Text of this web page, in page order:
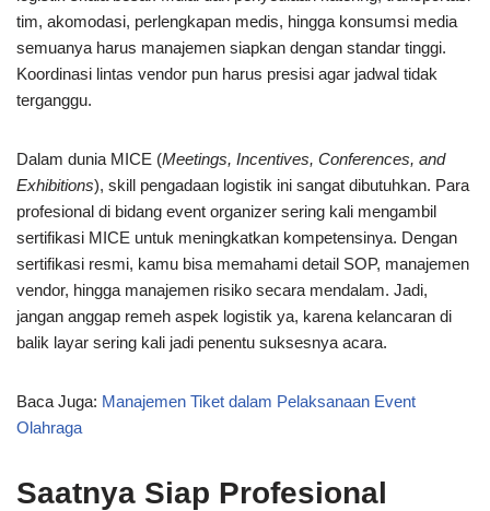
tim, akomodasi, perlengkapan medis, hingga konsumsi media
semuanya harus manajemen siapkan dengan standar tinggi.
Koordinasi lintas vendor pun harus presisi agar jadwal tidak
terganggu.
Dalam dunia MICE (Meetings, Incentives, Conferences, and
Exhibitions), skill pengadaan logistik ini sangat dibutuhkan. Para
profesional di bidang event organizer sering kali mengambil
sertifikasi MICE untuk meningkatkan kompetensinya. Dengan
sertifikasi resmi, kamu bisa memahami detail SOP, manajemen
vendor, hingga manajemen risiko secara mendalam. Jadi,
jangan anggap remeh aspek logistik ya, karena kelancaran di
balik layar sering kali jadi penentu suksesnya acara.
Baca Juga: Manajemen Tiket dalam Pelaksanaan Event
Olahraga
Saatnya Siap Profesional